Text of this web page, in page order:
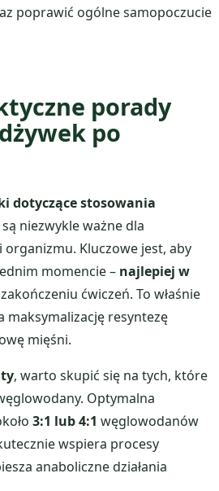
poprawić ogólne samopoczucie
porady
po
dotyczące stosowania
są niezwykle ważne dla
Kluczowe jest, aby
momencie – najlepiej w
ćwiczeń. To właśnie
maksymalizację resyntezę
mięśni.
, warto skupić się na tych, które
Optymalna
3:1 lub 4:1 węglowodanów
wspiera procesy
anaboliczne działania